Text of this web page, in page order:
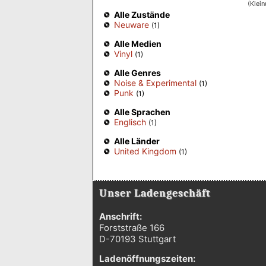
Alle Zustände
Neuware (1)
Alle Medien
Vinyl (1)
Alle Genres
Noise & Experimental (1)
Punk (1)
Alle Sprachen
Englisch (1)
Alle Länder
United Kingdom (1)
Unser Ladengeschäft
Anschrift:
Forststraße 166
D-70193 Stuttgart
Ladenöffnungszeiten: